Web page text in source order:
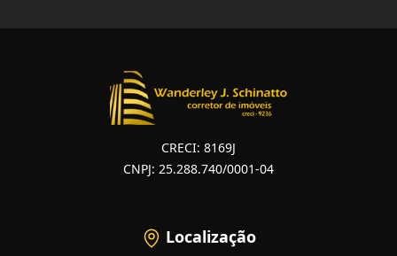
CRECI: 8169J
CNPJ: 25.288.740/0001-04
Localização